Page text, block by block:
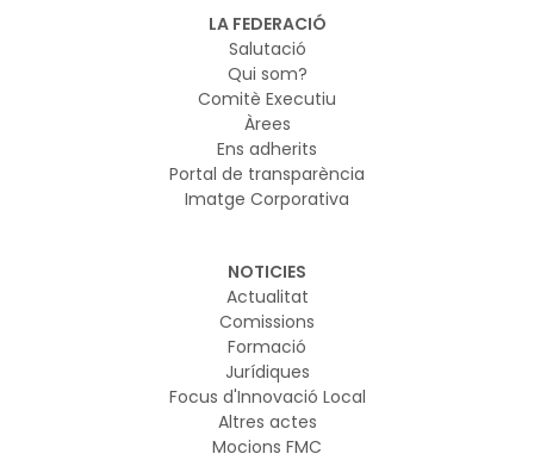
LA FEDERACIÓ
Salutació
Qui som?
Comitè Executiu
Àrees
Ens adherits
Portal de transparència
Imatge Corporativa
NOTICIES
Actualitat
Comissions
Formació
Jurídiques
Focus d'Innovació Local
Altres actes
Mocions FMC